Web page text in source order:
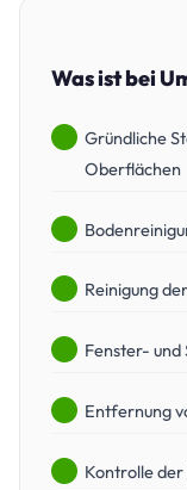
Was ist bei
Gründliche
Oberflächen
Reinigung
Fenster- und
Entfernung
Kontrolle